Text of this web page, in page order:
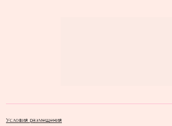
Условия размещения